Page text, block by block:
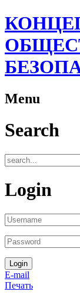
Menu
Search
Login
E-mail
Печать